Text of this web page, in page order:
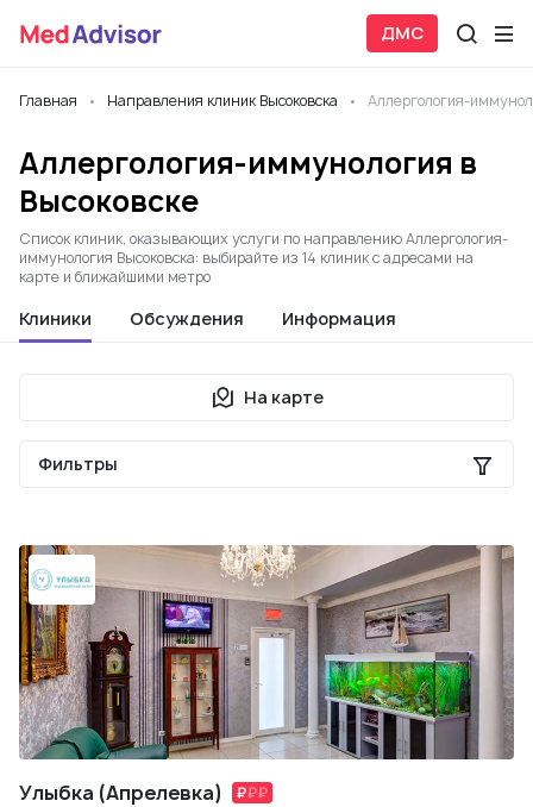
ДМС
Главная Направления клиник Высоковска Аллергология-
Аллергология-иммунология в
Высоковске
Список клиник, оказывающих услуги по направлению Аллергология-
иммунология Высоковска: выбирайте из 14 клиник с адресами на
карте и ближайшими метро
Клиники Обсуждения Информация
На карте
Фильтры
Улыбка (Апрелевка)